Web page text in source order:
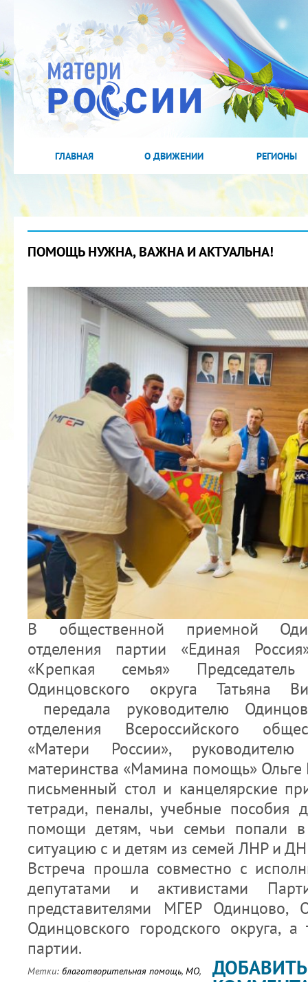
ГЛАВНАЯ О ДВИЖЕНИИ РЕГИОНЫ
ПОМОЩЬ НУЖНА, ВАЖНА И АКТУАЛЬНА!
В общественной приемной
отделения партии «Единая
«Крепкая семья»
Одинцовского округа Татьяна
передала руководителю
отделения Всероссийского
«Матери России»,
материнства «Мамина помощь» Ольге
письменный стол и канцелярские
тетради, пеналы, учебные пособия
помощи детям, чьи семьи попали
ситуацию с и детям из семей ЛНР и
Встреча прошла совместно с
депутатами и активистами
представителями МГЕР Одинцово,
Одинцовского городского округа,
партии.
Метки: благотворительная помощь, МО,
ДОБАВИТЬ
2022 ГОД ПРОВОЗГЛАШЕН ГОДОМ
МАТЕРИ В ЯКУТИИ
19.12.2021